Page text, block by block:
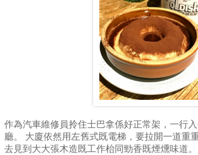
作為汽車維修員拎住士巴拿係好正常架，一行
廳。 大廈依然用左舊式既電梯，要拉開一道重
去見到大大張木造既工作枱同勁香既煙燻味道